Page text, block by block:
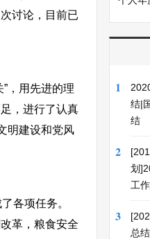
讨论，目前已
，用先进的理
，进行了认真
明建设和党风
各项任务。
革，粮食安全
1
结|
结
2
划
工
3
总